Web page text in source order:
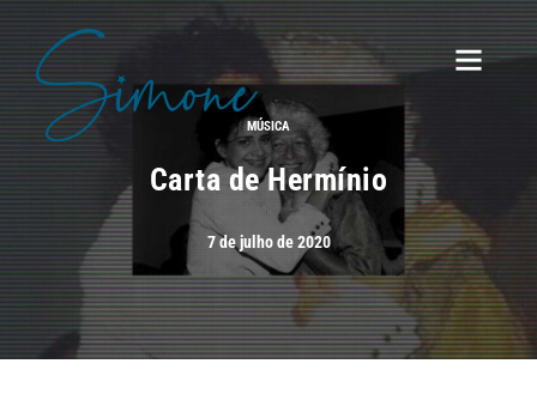
MÚSICA
Carta de Hermínio
7 de julho de 2020